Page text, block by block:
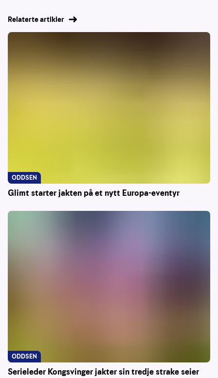
Relaterte artikler
Glimt starter jakten på et nytt Europa-eventyr
ODDSEN
Serieleder Kongsvinger jakter sin tredje strake seier
ODDSEN